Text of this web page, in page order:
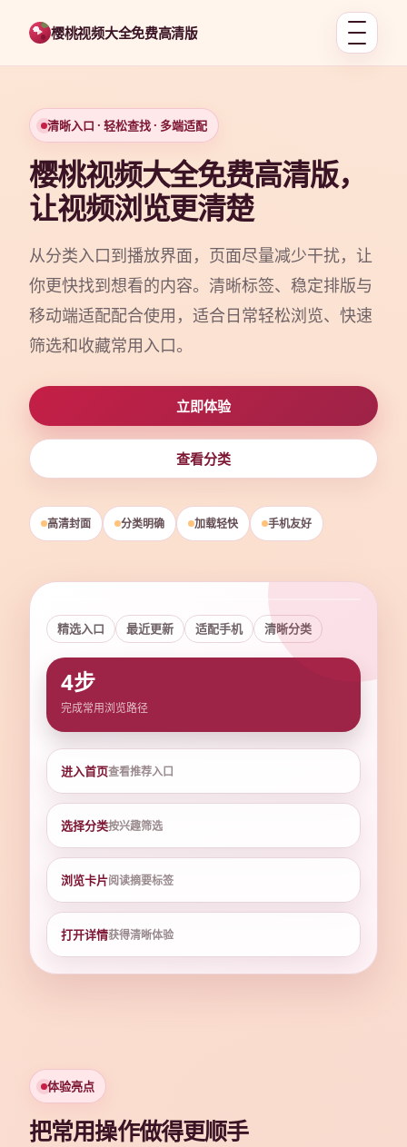
樱桃视频大全免费高清版
清晰入口 · 轻松查找 · 多端适配
樱桃视频大全免费高清版，
让视频浏览更清楚
从分类入口到播放界面，页面尽量减少干扰，让
你更快找到想看的内容。清晰标签、稳定排版与
移动端适配配合使用，适合日常轻松浏览、快速
筛选和收藏常用入口。
立即体验
查看分类
高清封面 分类明确 加载轻快 手机友好
高清 流畅
精选入口 最近更新 适配手机 清晰分类
4步
完成常用浏览路径
进入首页查看推荐入口
选择分类按兴趣筛选
浏览卡片阅读摘要标签
打开详情获得清晰体验
体验亮点
把常用操作做得更顺手